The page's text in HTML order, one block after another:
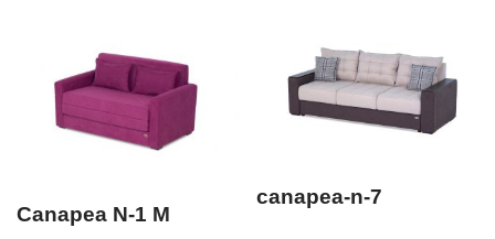
Canapea N-1 M
canapea-n-7